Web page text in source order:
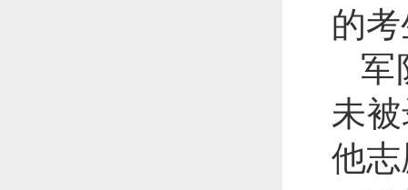
的
军
未
他